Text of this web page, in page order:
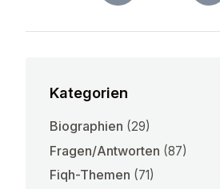
Kategorien
Biographien (29)
Fragen/Antworten (87)
Fiqh-Themen (71)